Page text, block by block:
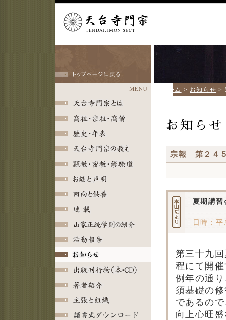
ホーム > お知らせ >
宗報 第２４
夏期講習
日時：
第三十九
程にて開
例年の通
須基礎の
であるの
向上心旺